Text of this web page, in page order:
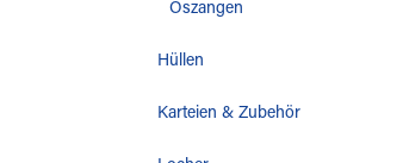
Öszangen
Hüllen
Karteien & Zubehör